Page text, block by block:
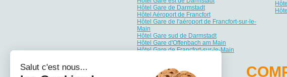
Hôtel Gare de Darmstadt
Hôtel Aéroport de Francfort
Hôtel Gare de l'aéroport de Francfort-sur-le-
Main
Hôtel Gare sud de Darmstadt
Hôtel Gare d'Offenbach am Main
Hôtel Gare de Francfort-sur-le-Main
Salut c'est nous...